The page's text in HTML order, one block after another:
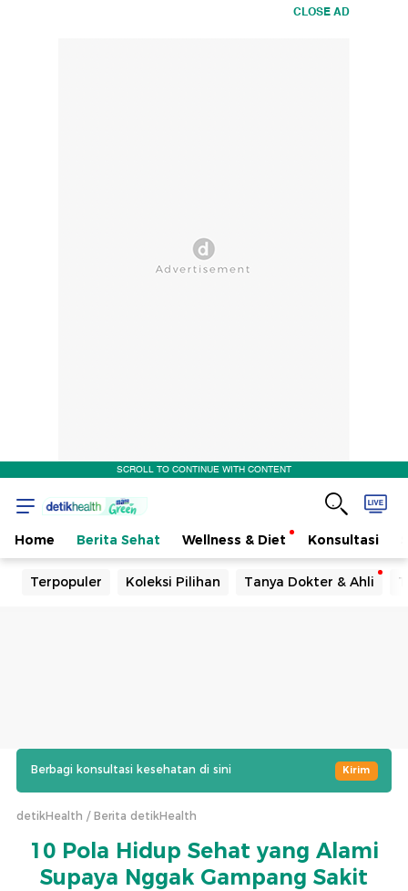
CLOSE AD
SCROLL TO CONTINUE WITH CONTENT
Home Berita Sehat Wellness & Diet Konsultasi
Terpopuler Koleksi Pilihan Tanya Dokter & Ahli
Berbagi konsultasi kesehatan di sini Kirim
detikHealth Berita detikHealth
10 Pola Hidup Sehat yang Alami
Supaya Nggak Gampang Sakit